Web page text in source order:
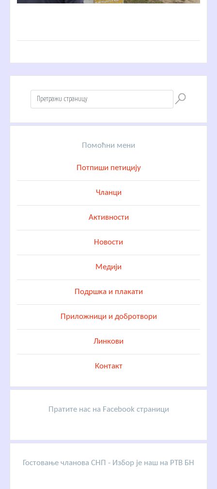
Помоћни мени
Потпиши петицију
Чланци
Активности
Новости
Медији
Подршка и плакати
Приложници и добротвори
Линкови
Контакт
Пратите нас на Facebook страници
Гостовање чланова СНП - Избор је наш на РТВ БН